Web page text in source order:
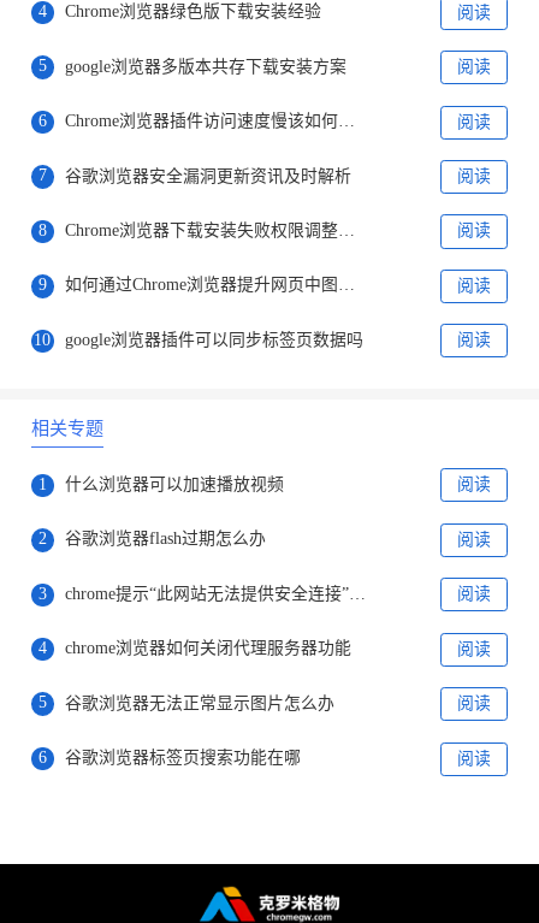
4 Chrome浏览器绿色版下载安装经验 阅读
5 google浏览器多版本共存下载安装方案 阅读
6 Chrome浏览器插件访问速度慢该如何优化 阅读
7 谷歌浏览器安全漏洞更新资讯及时解析 阅读
8 Chrome浏览器下载安装失败权限调整详细教程 阅读
9 如何通过Chrome浏览器提升网页中图片资源的加载效率 阅读
10 google浏览器插件可以同步标签页数据吗 阅读
相关专题
1 什么浏览器可以加速播放视频 阅读
2 谷歌浏览器flash过期怎么办 阅读
3 chrome提示“此网站无法提供安全连接”怎么办 阅读
4 chrome浏览器如何关闭代理服务器功能 阅读
5 谷歌浏览器无法正常显示图片怎么办 阅读
6 谷歌浏览器标签页搜索功能在哪 阅读